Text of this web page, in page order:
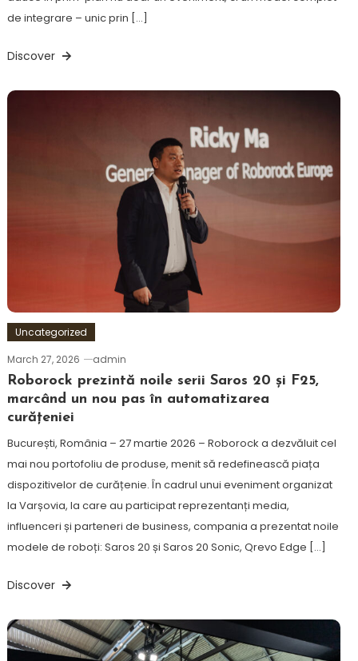
de integrare – unic prin […]
Discover
Uncategorized
March 27, 2026
admin
Roborock prezintă noile serii Saros 20 și F25,
marcând un nou pas în automatizarea
curățeniei
București, România – 27 martie 2026 – Roborock a dezvăluit cel
mai nou portofoliu de produse, menit să redefinească piața
dispozitivelor de curățenie. În cadrul unui eveniment organizat
la Varșovia, la care au participat reprezentanți media,
influenceri și parteneri de business, compania a prezentat noile
modele de roboți: Saros 20 și Saros 20 Sonic, Qrevo Edge […]
Discover